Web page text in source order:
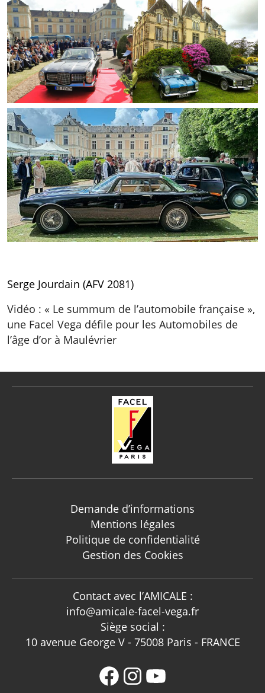
Serge Jourdain (AFV 2081)
Vidéo : « Le summum de l’automobile française »,
une Facel Vega défile pour les Automobiles de
l’âge d’or à Maulévrier
Demande d’informations
Mentions légales
Politique de confidentialité
Gestion des Cookies
Contact avec l’AMICALE :
info@amicale-facel-vega.fr
Siège social :
10 avenue George V - 75008 Paris - FRANCE